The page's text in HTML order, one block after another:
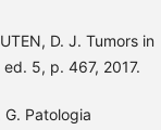
D. J. Tumors in
5, p. 467, 2017.
G. Patologia